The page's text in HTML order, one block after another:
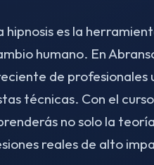
hipnosis es la
humano. En
de profesionales
técnicas. Con el
no solo la
reales de alto